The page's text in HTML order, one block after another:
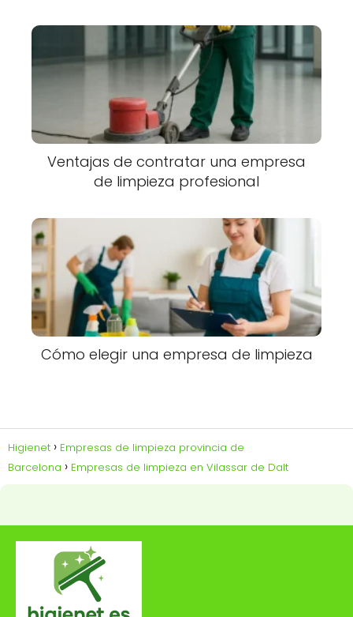
Ventajas de contratar una empresa
de limpieza profesional
Cómo elegir una empresa de limpieza
Higienet
Empresas de limpieza provincia de
Barcelona
Empresas de limpieza en Vilassar de Dalt